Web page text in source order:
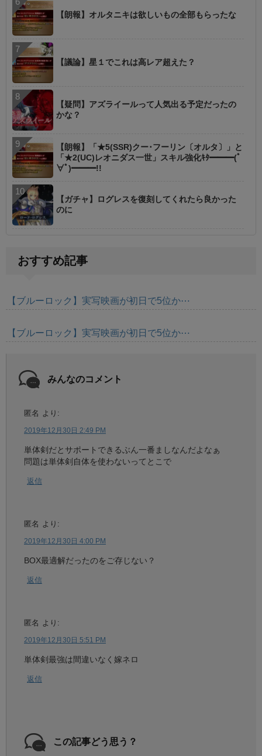
【朗報】オルタニキは欲しいもの全部もらったな
【議論】星１でこれは高レア超えた？
【疑問】アズライールって人気出る予定だったの
かな？
【朗報】「★5(SSR)クー･フーリン〔オルタ〕」と
「★2(UC)レオニダス一世」スキル強化ｷﾀ━━━(ﾟ
∀ﾟ)━━━!!
【ガチャ】ログレスを復刻してくれたら良かった
のに
おすすめ記事
【ブルーロック】実写映画が初日で5位か⋯
【ブルーロック】実写映画が初日で5位か⋯
みんなのコメント
匿名 より:
2019年12月30日 2:49 PM
単体剣だとサポートできるぶん一番ましなんだよなぁ
問題は単体剣自体を使わないってとこで
返信
匿名 より:
2019年12月30日 4:00 PM
BOX最適解だったのをご存じない？
返信
匿名 より:
2019年12月30日 5:51 PM
単体剣最強は間違いなく嫁ネロ
返信
この記事どう思う？